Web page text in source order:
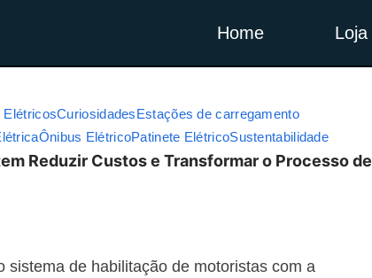
Home Loja
ElétricosCuriosidadesEstações de carregamento
Ônibus ElétricoPatinete ElétricoSustentabilidade
Reduzir Custos e Transformar o Processo de
de habilitação de motoristas com a